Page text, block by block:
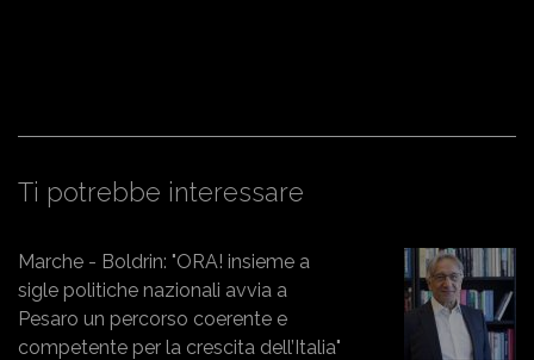
Ti potrebbe interessare
Marche - Boldrin: "ORA! insieme a
sigle politiche nazionali avvia a
Pesaro un percorso coerente e
competente per la crescita dell’Italia"